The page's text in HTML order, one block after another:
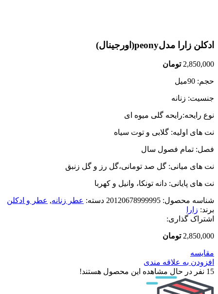
ادکلن زارا مدلpeony(اورجینال)
2,850,000 تومان
حجم: 90میل
جنسیت: زنانه
نوع رایحه:رایحه گلی میوه ای
نت های اولیه: گلابی و توت سیاه
فصل: تمام فصول سال
نت های میانی: گل صد تومانی،گل رز و گل زنبق
نت های پایانی: دانه تونکا، وانیل و کهربا
شناسه محصول: 20120678999995 دسته: عطر زنانه, عطر و ادکلن
برند: زارا
اشتراک گذاری:
2,850,000 تومان
مقایسه
افزودن به علاقه مندی
15 نفر در حال مشاهده این محصول هستند!